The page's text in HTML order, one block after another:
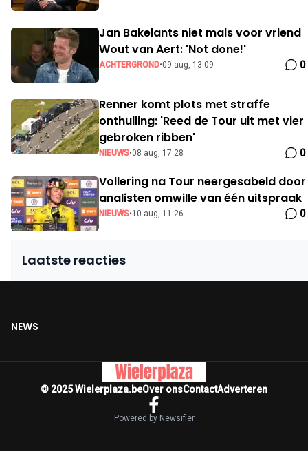
Jan Bakelants niet mals voor vriend
Wout van Aert: 'Not done!'
ACHTERGROND•09 aug, 13:09 0
Renner komt plots met straffe
onthulling: 'Reed de Tour uit met vier
gebroken ribben'
NIEUWS•08 aug, 17:28 0
Vollering na Tour neergesabeld door
analisten omwille van één uitspraak
NIEUWS•10 aug, 11:26 0
Laatste reacties
NEWS
© 2025 Wielerplaza.beOver onsContactAdverteren
Powered by Newsifier